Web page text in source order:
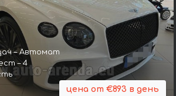
– Автомат
– 4
цена от €893 в день
– Автомат
– 5
цена от €643 в день